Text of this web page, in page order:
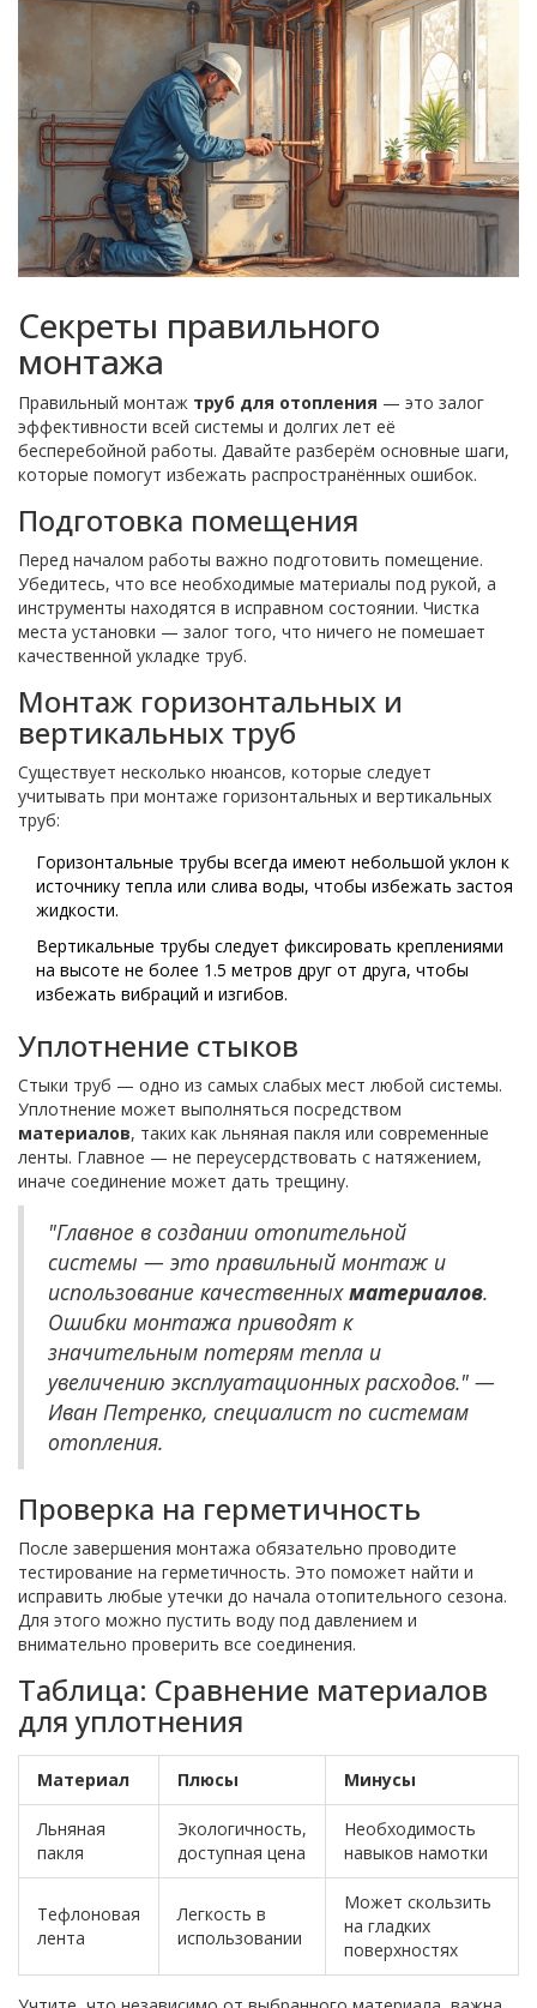
Секреты правильного
монтажа
Правильный монтаж труб для отопления — это залог
эффективности всей системы и долгих лет её
бесперебойной работы. Давайте разберём основные шаги,
которые помогут избежать распространённых ошибок.
Подготовка помещения
Перед началом работы важно подготовить помещение.
Убедитесь, что все необходимые материалы под рукой, а
инструменты находятся в исправном состоянии. Чистка
места установки — залог того, что ничего не помешает
качественной укладке труб.
Монтаж горизонтальных и
вертикальных труб
Существует несколько нюансов, которые следует
учитывать при монтаже горизонтальных и вертикальных
труб:
Горизонтальные трубы всегда имеют небольшой уклон к
источнику тепла или слива воды, чтобы избежать застоя
жидкости.
Вертикальные трубы следует фиксировать креплениями
на высоте не более 1.5 метров друг от друга, чтобы
избежать вибраций и изгибов.
Уплотнение стыков
Стыки труб — одно из самых слабых мест любой системы.
Уплотнение может выполняться посредством
материалов, таких как льняная пакля или современные
ленты. Главное — не переусердствовать с натяжением,
иначе соединение может дать трещину.
"Главное в создании отопительной
системы — это правильный монтаж и
использование качественныхматериалов.
Ошибки монтажа приводят к
значительным потерям тепла и
увеличению эксплуатационных расходов." —
Иван Петренко, специалист по системам
отопления.
Проверка на герметичность
После завершения монтажа обязательно проводите
тестирование на герметичность. Это поможет найти и
исправить любые утечки до начала отопительного сезона.
Для этого можно пустить воду под давлением и
внимательно проверить все соединения.
Таблица: Сравнение материалов
для уплотнения
Материал Плюсы Минусы
Льняная
пакля
Экологичность,
доступная цена
Необходимость
навыков намотки
Тефлоновая
лента
Легкость в
использовании
Может скользить
на гладких
поверхностях